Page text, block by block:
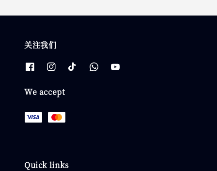
关注我们
We accept
Quick links